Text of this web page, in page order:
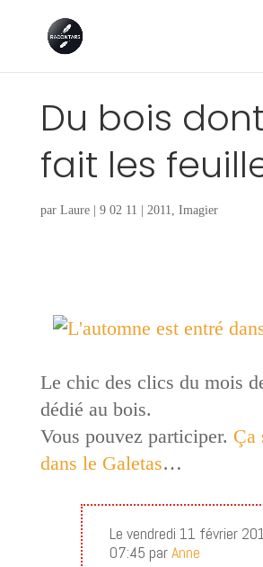
Du bois
fait les
par Laure| 9 02 11 2011 Imagier
Le chic des clics du mois
dédié au bois.
Vous pouvez participer. Ça
dans le Galetas…
Le vendredi 11 février
07:45 parAnne